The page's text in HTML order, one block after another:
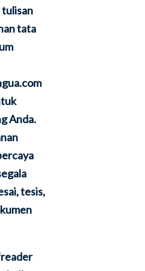
tulisan
tata
Anda.
tesis,